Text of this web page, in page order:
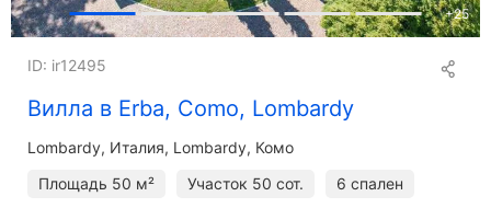
+25
Вилла в Erba, Como, Lombardy
ID: ir12495
Lombardy Италия, Lombardy, Комо
Площадь 50 м² Участок 50 сот. 6 спален